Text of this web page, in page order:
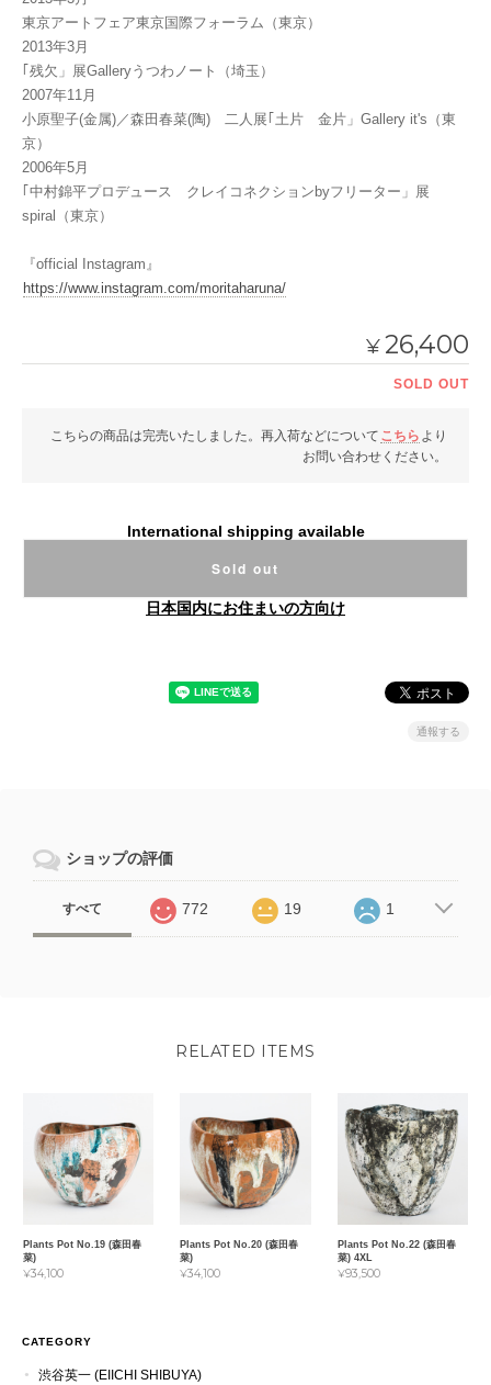
東京アートフェア東京国際フォーラム（東京）
2013年3月
｢残欠」展Galleryうつわノート（埼玉）
2007年11月
小原聖子(金属)／森田春菜(陶) 二人展｢土片 金片」Gallery it's（東
京）
2006年5月
｢中村錦平プロデュース クレイコネクションbyフリーター」展
spiral（東京）
『official Instagram』
https://www.instagram.com/moritaharuna/
¥26,400
SOLD OUT
こちらの商品は完売いたしました。再入荷などについて こちら より
お問い合わせください。
International shipping available
Sold out
日本国内にお住まいの方向け
通報する
ショップの評価
すべて 772 19 1
RELATED ITEMS
Plants Pot No.19 (森田春
菜)
¥34,100
Plants Pot No.20 (森田春
菜)
¥34,100
Plants Pot No.22 (森田春
菜) 4XL
¥93,500
CATEGORY
渋谷英一 (EIICHI SHIBUYA)